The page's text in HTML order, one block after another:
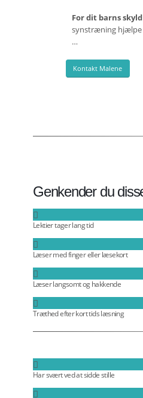
For dit barns skyld
synstræning hjælpe
…
Kontakt Malene
Genkender du
Lektier tager lang tid
Læser med finger eller læsekort
Læser langsomt og hakkende
Træthed efter kort tids læsning
Har svært ved at sidde stille